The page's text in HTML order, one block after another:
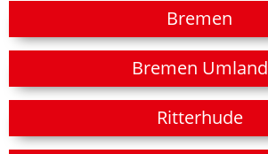
Bremen
Bremen Umland
Ritterhude